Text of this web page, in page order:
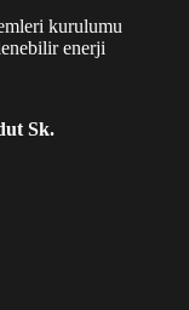
kurulumu
enerji
Sk.